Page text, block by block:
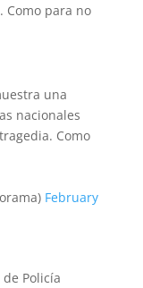
para no
una
nacionales
Como
February
Policía